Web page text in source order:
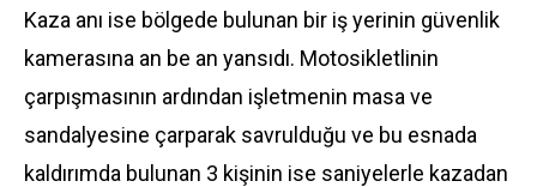
Kaza anı ise bölgede bulunan bir iş yerinin güvenlik
kamerasına an be an yansıdı. Motosikletlinin
çarpışmasının ardından işletmenin masa ve
sandalyesine çarparak savrulduğu ve bu esnada
kaldırımda bulunan 3 kişinin ise saniyelerle kazadan